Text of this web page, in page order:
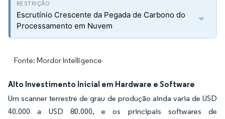
Escrutínio Crescente da Pegada de Carbono do
Processamento em Nuvem
Fonte: Mordor Intelligence
Alto Investimento Inicial em Hardware e Software
Um scanner terrestre de grau de produção ainda varia de USD
40.000 a USD 80.000, e os principais softwares de